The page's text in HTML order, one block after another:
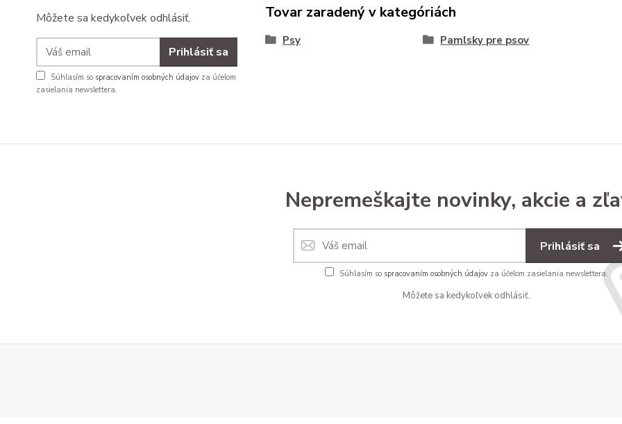
Môžete sa kedykoľvek odhlásiť.
Prihlásiť sa
Súhlasím so spracovaním osobných údajov za účelom
zasielania newslettera.
Tovar zaradený v kategóriách
Psy Pamlsky pre psov
Nepremeškajte novinky, akcie a
Prihlásiť sa
Súhlasím so spracovaním osobných údajov za účelom zasielania newslettera.
Môžete sa kedykoľvek odhlásiť.